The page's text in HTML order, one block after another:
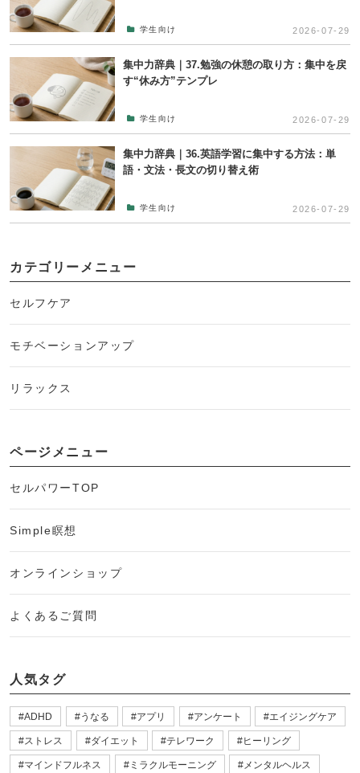
学生向け 2026-07-29
集中力辞典｜37.勉強の休憩の取り方：集中を戻
す“休み方”テンプレ
学生向け 2026-07-29
集中力辞典｜36.英語学習に集中する方法：単
語・文法・長文の切り替え術
学生向け 2026-07-29
カテゴリーメニュー
セルフケア
モチベーションアップ
リラックス
ページメニュー
セルパワーTOP
Simple瞑想
オンラインショップ
よくあるご質問
人気タグ
ADHD うなる アプリ アンケート エイジングケア
ストレス ダイエット テレワーク ヒーリング
マインドフルネス ミラクルモーニング メンタルヘルス